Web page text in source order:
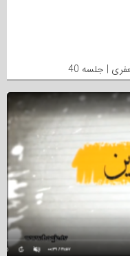
| جلسه 40